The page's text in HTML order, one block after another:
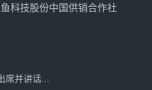
科技股份中国供销合作社
席并讲话...